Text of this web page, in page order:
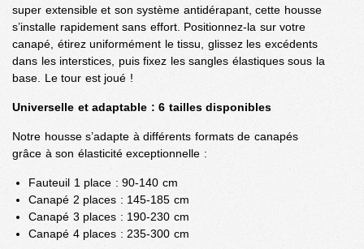
super extensible et son système antidérapant, cette housse
s’installe rapidement sans effort. Positionnez-la sur votre
canapé, étirez uniformément le tissu, glissez les excédents
dans les interstices, puis fixez les sangles élastiques sous la
base. Le tour est joué !
Universelle et adaptable : 6 tailles disponibles
Notre housse s’adapte à différents formats de canapés
grâce à son élasticité exceptionnelle :
Fauteuil 1 place : 90-140 cm
Canapé 2 places : 145-185 cm
Canapé 3 places : 190-230 cm
Canapé 4 places : 235-300 cm